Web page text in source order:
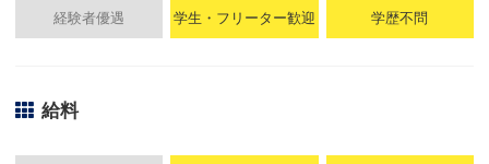
経験者優遇 学生・フリーター歓迎 学歴不問
給料